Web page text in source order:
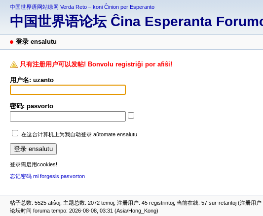
中国世界语网站绿网 Verda Reto – koni Ĉinion per Esperanto
中国世界语论坛 Ĉina Esperanta
登录 ensalutu
只有注册用户可以发帖! Bonvolu registriĝi por afiŝi!
用户名: uzanto
密码: pasvorto
在这台计算机上为我自动登录 aŭtomate ensalutu
登录需启用cookies!
忘记密码 mi forgesis pasvorton
帖子总数: 5525 afiŝoj; 主题总数: 2072 temoj; 注册用户: 45 registrintoj; 当前在线: 57 sur-retantoj (注册用
论坛时间 foruma tempo: 2026-08-08, 03:31 (Asia/Hong_Kong)